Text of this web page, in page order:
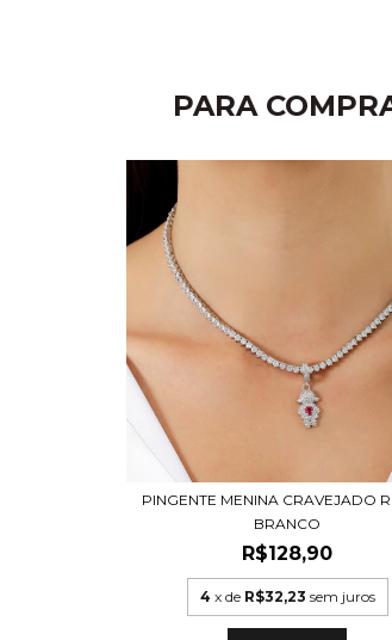
PARA
PINGENTE MENINA CRAVEJADO
BRANCO
R$128,90
4 x de R$32,23 sem juros